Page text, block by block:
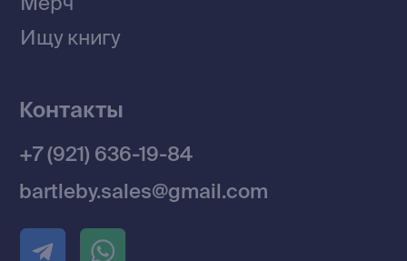
Договор оферты
Разработка MÓNT-DESIGN